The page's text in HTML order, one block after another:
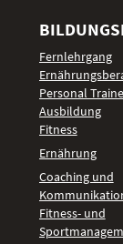
Fernlehrgang
Personal
Ausbildung
Fitness
Ernährung
Coaching und
Fitness- und